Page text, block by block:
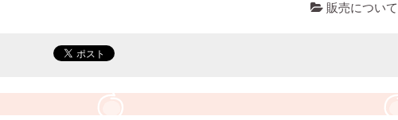
販売について